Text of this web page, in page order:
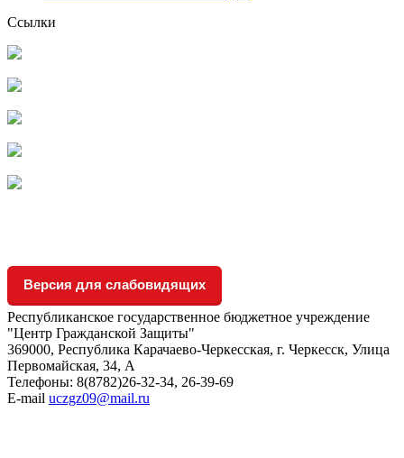
Ссылки
Версия для слабовидящих
Республиканское государственное бюджетное учреждение
"Центр Гражданской Защиты"
369000, Республика Карачаево-Черкесская, г. Черкесск, Улица
Первомайская, 34, А
Телефоны: 8(8782)26-32-34, 26-39-69
E-mail uczgz09@mail.ru